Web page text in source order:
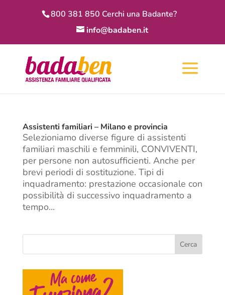
800 381 850 Cerchi una Badante?
info@badaben.it
Assistenti familiari – Milano e provincia
Selezioniamo diverse figure di assistenti
familiari maschili e femminili, CONVIVENTI,
per persone non autosufficienti. Anche per
brevi periodi di sostituzione. Tipi di
inquadramento: prestazione occasionale con
possibilità di successivo inquadramento a
tempo...